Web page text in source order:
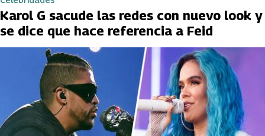
Karol G sacude las redes con nuevo look y
se dice que hace referencia a Feid